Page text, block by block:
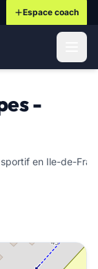
Espace coach
-
en Ile-de-